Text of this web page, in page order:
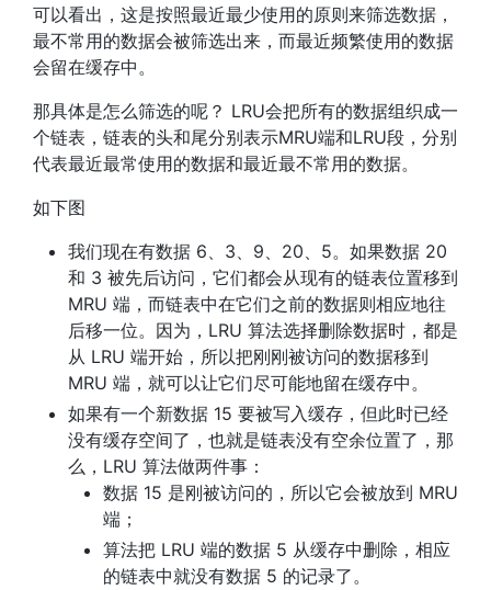
可以看出，这是按照最近最少使用的原则来筛选数据，
最不常用的数据会被筛选出来，而最近频繁使用的数据
会留在缓存中。
那具体是怎么筛选的呢？ LRU会把所有的数据组织成一
个链表，链表的头和尾分别表示MRU端和LRU段，分别
代表最近最常使用的数据和最近最不常用的数据。
如下图
我们现在有数据 6、3、9、20、5。如果数据 20
和 3 被先后访问，它们都会从现有的链表位置移到
MRU 端，而链表中在它们之前的数据则相应地往
后移一位。因为，LRU 算法选择删除数据时，都是
从 LRU 端开始，所以把刚刚被访问的数据移到
MRU 端，就可以让它们尽可能地留在缓存中。
如果有一个新数据 15 要被写入缓存，但此时已经
没有缓存空间了，也就是链表没有空余位置了，那
么，LRU 算法做两件事：
数据 15 是刚被访问的，所以它会被放到 MRU
端；
算法把 LRU 端的数据 5 从缓存中删除，相应
的链表中就没有数据 5 的记录了。